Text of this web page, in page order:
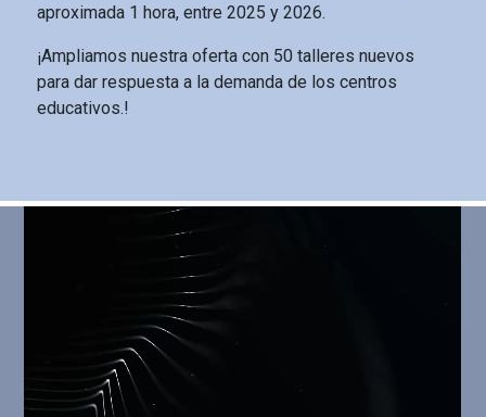
aproximada 1 hora, entre 2025 y 2026.
¡Ampliamos nuestra oferta con 50 talleres nuevos
para dar respuesta a la demanda de los centros
educativos.!